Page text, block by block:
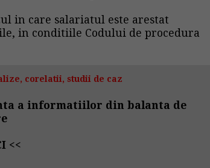
in care salariatul este arestat
in conditiile Codului de procedura
corelatii, studii de caz
a informatiilor din balanta de
<<